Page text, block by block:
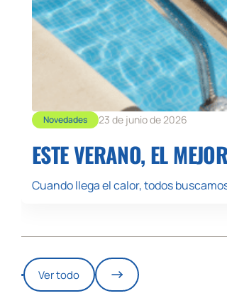
Novedades 23 de junio de 2026
ESTE VERANO, EL
Cuando llega el calor, todos
Ver todo